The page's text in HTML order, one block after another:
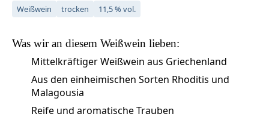
Weißwein trocken 11,5 % vol.
Was wir an diesem Weißwein lieben:
Mittelkräftiger Weißwein aus Griechenland
Aus den einheimischen Sorten Rhoditis und
Malagousia
Reife und aromatische Trauben